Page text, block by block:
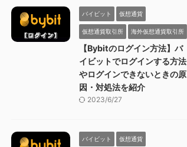
バイビット 仮想通貨
仮想通貨取引所 海外仮想通貨取引所
【Bybitのログイン方法】バ
イビットでログインする方法
やログインできないときの原
因・対処法を紹介
2023/6/27
バイビット 仮想通貨